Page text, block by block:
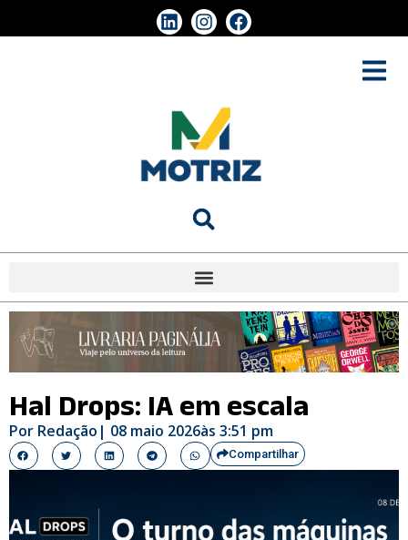
Hal Drops: IA em escala
Por Redação | 08 maio 2026às 3:51 pm
Compartilhar